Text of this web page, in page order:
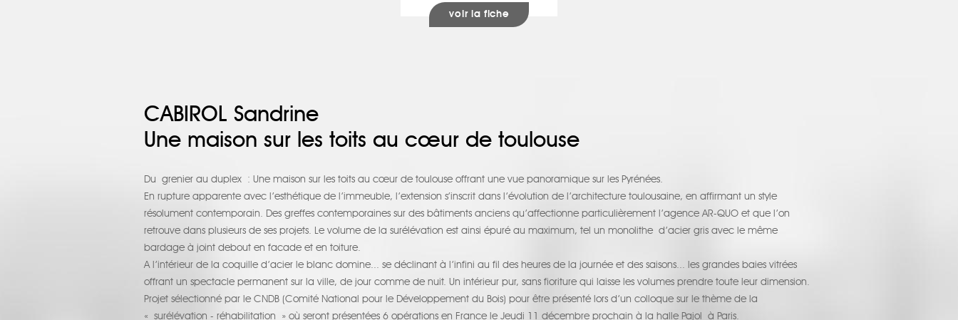
voir la fiche
CABIROL Sandrine
Une maison sur les toits au cœur de toulouse
Du grenier au duplex : Une maison sur les toits au cœur de toulouse offrant une vue panoramique sur les Pyrénées.
En rupture apparente avec l’esthétique de l’immeuble, l’extension s’inscrit dans l’évolution de l’architecture toulousaine, en affirmant un style
résolument contemporain. Des greffes contemporaines sur des bâtiments anciens qu’affectionne particulièrement l’agence AR-QUO et que l’on
retrouve dans plusieurs de ses projets. Le volume de la surélévation est ainsi épuré au maximum, tel un monolithe d’acier gris avec le même
bardage à joint debout en facade et en toiture.
A l’intérieur de la coquille d’acier le blanc domine... se déclinant à l’infini au fil des heures de la journée et des saisons... les grandes baies vitrées
offrant un spectacle permanent sur la ville, de jour comme de nuit. Un intérieur pur, sans fioriture qui laisse les volumes prendre toute leur dimension.
Projet sélectionné par le CNDB (Comité National pour le Développement du Bois) pour être présenté lors d’un colloque sur le thème de la
« surélévation - réhabilitation » où seront présentées 6 opérations en France le Jeudi 11 décembre prochain à la halle Pajol à Paris.